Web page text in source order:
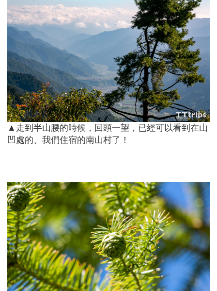
▲走到半山腰的時候，回頭一望，已經可以看到在山
凹處的、我們住宿的南山村了！